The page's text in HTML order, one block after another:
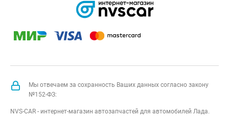
Мы отвечаем за сохранность Ваших данных согласно закону
№152-ФЗ:
NVS-CAR - интернет-магазин автозапчастей для автомобилей Лада.